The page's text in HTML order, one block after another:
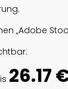
„Adobe
26.17